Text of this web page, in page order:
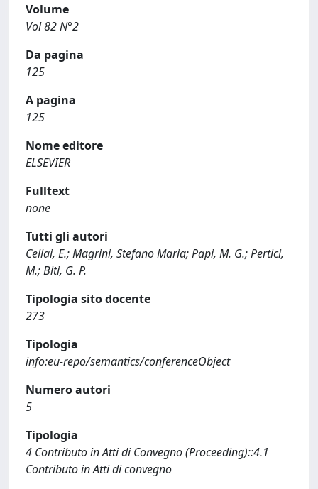
Volume
Vol 82 N°2
Da pagina
125
A pagina
125
Nome editore
ELSEVIER
Fulltext
none
Tutti gli autori
Cellai, E.; Magrini, Stefano Maria; Papi, M. G.; Pertici,
M.; Biti, G. P.
Tipologia sito docente
273
Tipologia
info:eu-repo/semantics/conferenceObject
Numero autori
5
Tipologia
4 Contributo in Atti di Convegno (Proceeding)::4.1
Contributo in Atti di convegno